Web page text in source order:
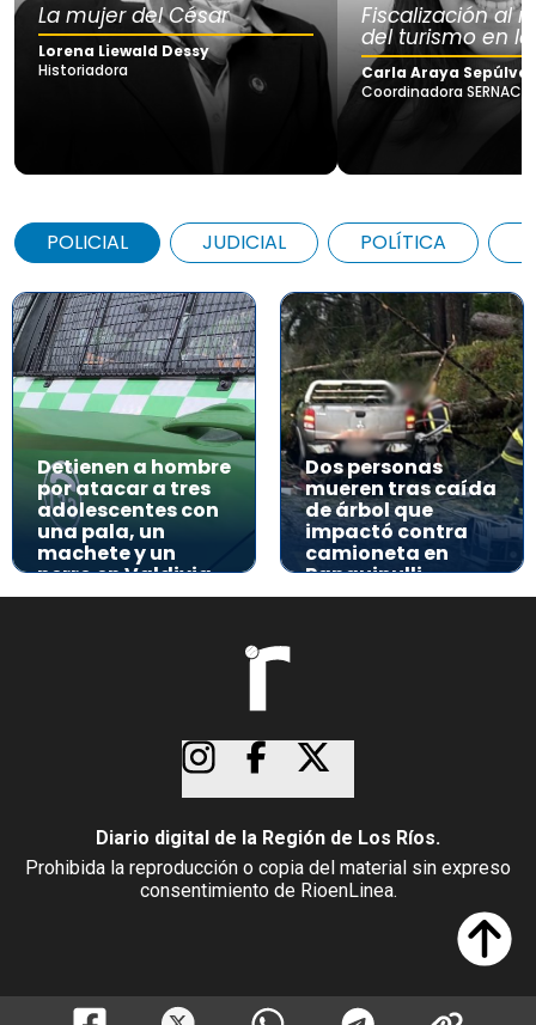
La mujer del César
Lorena Liewald Dessy
Historiadora
Fiscalización al
del turismo en
Carla Araya
Coordinadora SERNAC
POLICIAL JUDICIAL POLÍTICA
Detienen a hombre
por atacar a tres
adolescentes con
una pala, un
machete y un
perro en Valdivia
Dos personas
mueren tras caída
de árbol que
impactó contra
camioneta en
Panguipulli
Diario digital de la Región de Los Ríos.
Prohibida la reproducción o copia del material sin expreso
consentimiento de RioenLinea.